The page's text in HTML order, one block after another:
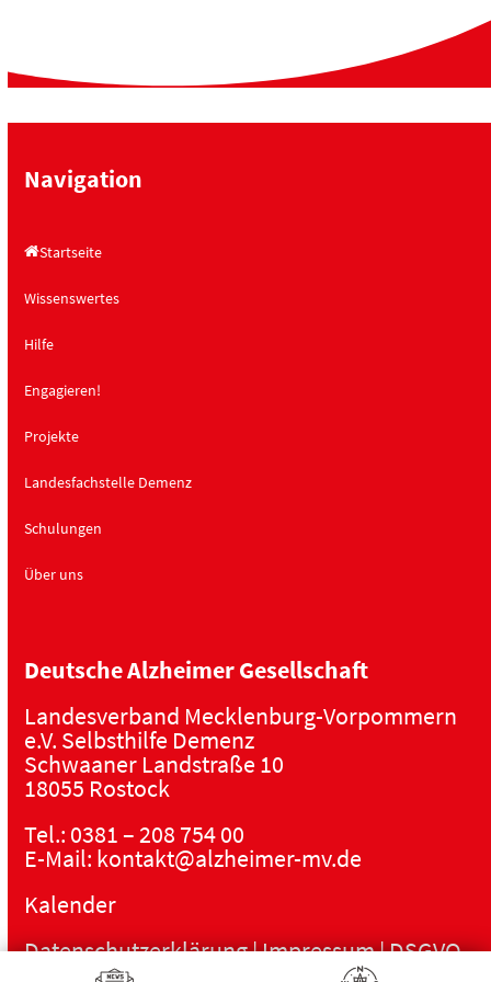
Navigation
Startseite
Wissenswertes
Hilfe
Engagieren!
Projekte
Landesfachstelle Demenz
Schulungen
Über uns
Deutsche Alzheimer Gesellschaft
Landesverband Mecklenburg-Vorpommern
e.V. Selbsthilfe Demenz
Schwaaner Landstraße 10
18055 Rostock
Tel.: 0381 – 208 754 00
E-Mail: kontakt@alzheimer-mv.de
Kalender
Datenschutzerklärung|Impressum|DSGVO